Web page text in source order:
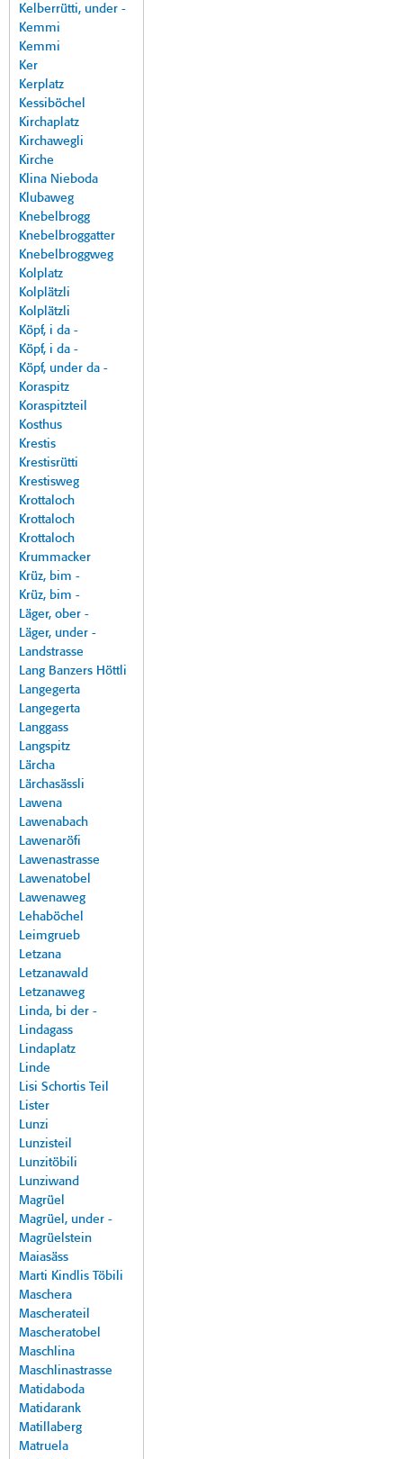
Kelberrütti, under -
Kemmi
Kemmi
Ker
Kerplatz
Kessiböchel
Kirchaplatz
Kirchawegli
Kirche
Klina Nieboda
Klubaweg
Knebelbrogg
Knebelbroggatter
Knebelbroggweg
Kolplatz
Kolplätzli
Kolplätzli
Köpf, i da -
Köpf, i da -
Köpf, under da -
Koraspitz
Koraspitzteil
Kosthus
Krestis
Krestisrütti
Krestisweg
Krottaloch
Krottaloch
Krottaloch
Krummacker
Krüz, bim -
Krüz, bim -
Läger, ober -
Läger, under -
Landstrasse
Lang Banzers Höttli
Langegerta
Langegerta
Langgass
Langspitz
Lärcha
Lärchasässli
Lawena
Lawenabach
Lawenaröfi
Lawenastrasse
Lawenatobel
Lawenaweg
Lehaböchel
Leimgrueb
Letzana
Letzanawald
Letzanaweg
Linda, bi der -
Lindagass
Lindaplatz
Linde
Lisi Schortis Teil
Lister
Lunzi
Lunzisteil
Lunzitöbili
Lunziwand
Magrüel
Magrüel, under -
Magrüelstein
Maiasäss
Marti Kindlis Töbili
Maschera
Mascherateil
Mascheratobel
Maschlina
Maschlinastrasse
Matidaboda
Matidarank
Matillaberg
Matruela